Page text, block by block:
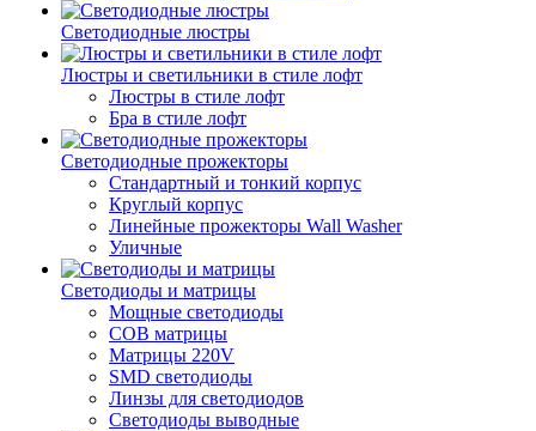
Светодиодные люстры
Люстры и светильники в стиле лофт
Люстры в стиле лофт
Бра в стиле лофт
Светодиодные прожекторы
Стандартный и тонкий корпус
Круглый корпус
Линейные прожекторы Wall Washer
Уличные
Светодиоды и матрицы
Мощные светодиоды
COB матрицы
Матрицы 220V
SMD светодиоды
Линзы для светодиодов
Светодиоды выводные